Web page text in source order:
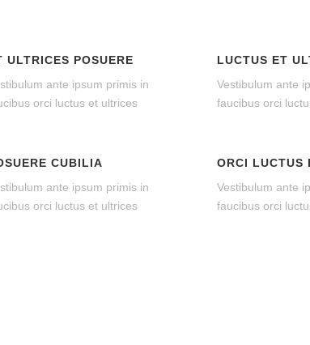
ULTRICES POSUERE
ante ipsum primis in
orci luctus et ultrices
LUCTUS ET
Vestibulum ante
faucibus orci
CUBILIA
ante ipsum primis in
orci luctus et ultrices
ORCI LUCTUS
Vestibulum ante
faucibus orci